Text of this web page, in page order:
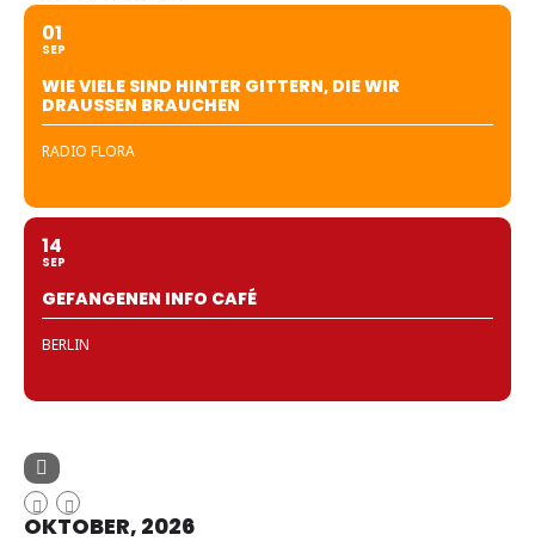
01
SEP
WIE VIELE SIND HINTER GITTERN, DIE WIR
DRAUSSEN BRAUCHEN
RADIO FLORA
14
SEP
GEFANGENEN INFO CAFÉ
BERLIN
OKTOBER, 2026